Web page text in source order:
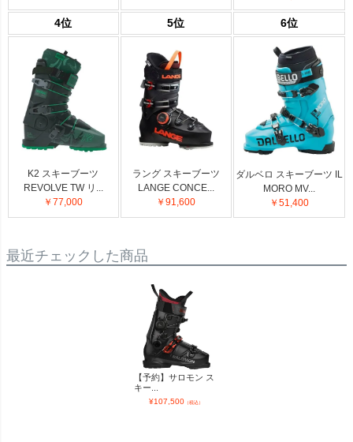
4位 5位 6位
K2 スキーブーツ
REVOLVE TW リ...
￥77,000
ラング スキーブーツ
LANGE CONCE...
￥91,600
ダルベロ スキーブーツ IL
MORO MV...
￥51,400
最近チェックした商品
【予約】サロモン ス
キー...
¥107,500 （税込）